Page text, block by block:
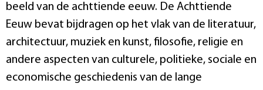
beeld van de achttiende eeuw. De Achttiende
Eeuw bevat bijdragen op het vlak van de literatuur,
architectuur, muziek en kunst, filosofie, religie en
andere aspecten van culturele, politieke, sociale en
economische geschiedenis van de lange